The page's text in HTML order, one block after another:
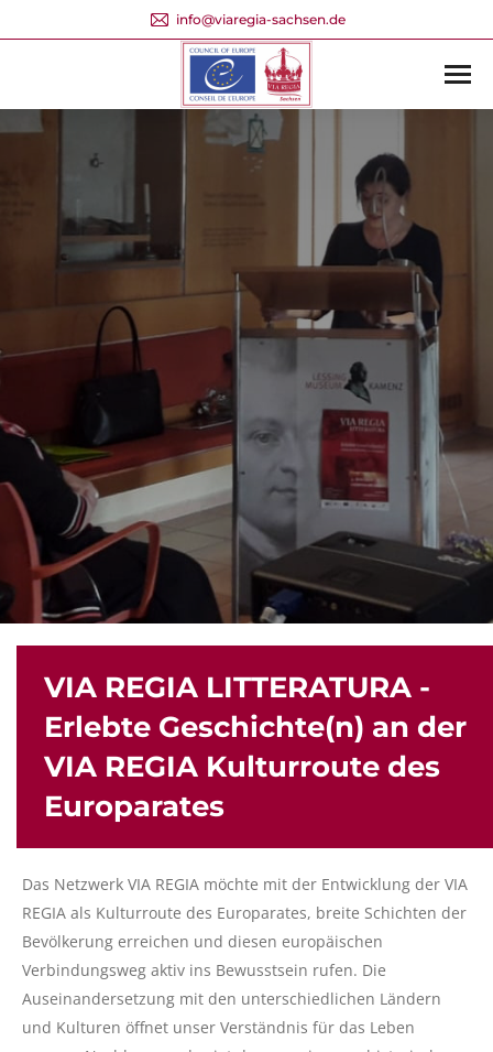
info@viaregia-sachsen.de
VIA REGIA LITTERATURA -
Erlebte Geschichte(n) an der
VIA REGIA Kulturroute des
Europarates
Das Netzwerk VIA REGIA möchte mit der Entwicklung der VIA
REGIA als Kulturroute des Europarates, breite Schichten der
Bevölkerung erreichen und diesen europäischen
Verbindungsweg aktiv ins Bewusstsein rufen. Die
Auseinandersetzung mit den unterschiedlichen Ländern
und Kulturen öffnet unser Verständnis für das Leben